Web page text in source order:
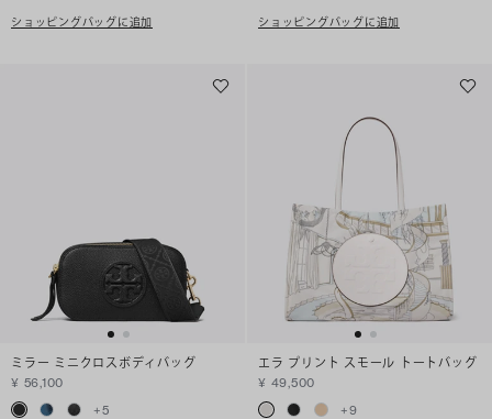
ショッピングバッグに追加 ショッピングバッグに追加
ミラー ミニクロスボディバッグ
¥ 56,100
+5
エラ プリント スモール トートバッグ
¥ 49,500
+9